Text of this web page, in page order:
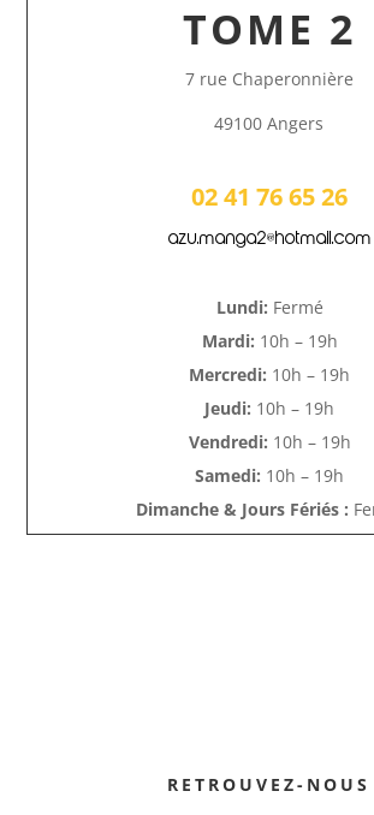
TOME 2
7 rue Chaperonnière
49100 Angers
02 41 76 65 26
azu.manga2@hotmail.com
Lundi: Fermé
Mardi: 10h – 19h
Mercredi: 10h – 19h
Jeudi: 10h – 19h
Vendredi: 10h – 19h
Samedi: 10h – 19h
Dimanche & Jours Fériés :
RETROUVEZ-NOUS